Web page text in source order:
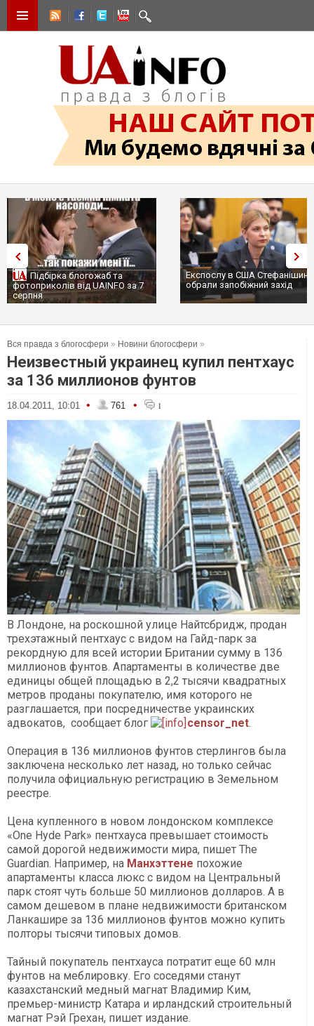
Підбірка блогожаб та
фотоприколів від UAINFO за 7
серпня
Експослу в США
обрали запобіжний захід
Вся правда з блогосфери » Новини блогосфери »
Неизвестный украинец купил пентхаус
за 136 миллионов фунтов
18.04.2011, 10:01 • 761 • 1
В Лондоне, на роскошной улице Найтсбридж, продан
трехэтажный пентхаус с видом на Гайд-парк за
рекордную для всей истории Британии сумму в 136
миллионов фунтов. Апартаменты в количестве две
единицы общей площадью в 2,2 тысячи квадратных
метров проданы покупателю, имя которого не
разглашается, при посредничестве украинских
адвокатов, сообщает блог
censor_net.
Операция в 136 миллионов фунтов стерлингов была
заключена несколько лет назад, но только сейчас
получила официальную регистрацию в Земельном
реестре.
Цена купленного в новом лондонском комплексе
«One Hyde Park» пентхауса превышает стоимость
самой дорогой недвижимости мира, пишет The
Guardian. Например, на Манхэттене похожие
апартаменты класса люкс с видом на Центральный
парк стоят чуть больше 50 миллионов долларов. А в
самом дешевом в плане недвижимости британском
Ланкашире за 136 миллионов фунтов можно купить
полторы тысячи типовых домов.
Тайный покупатель пентхауса потратит еще 60 млн
фунтов на меблировку. Его соседями станут
казахстанский медный магнат Владимир Ким,
премьер-министр Катара и ирландский строительный
магнат Рэй Грехан, пишет издание.